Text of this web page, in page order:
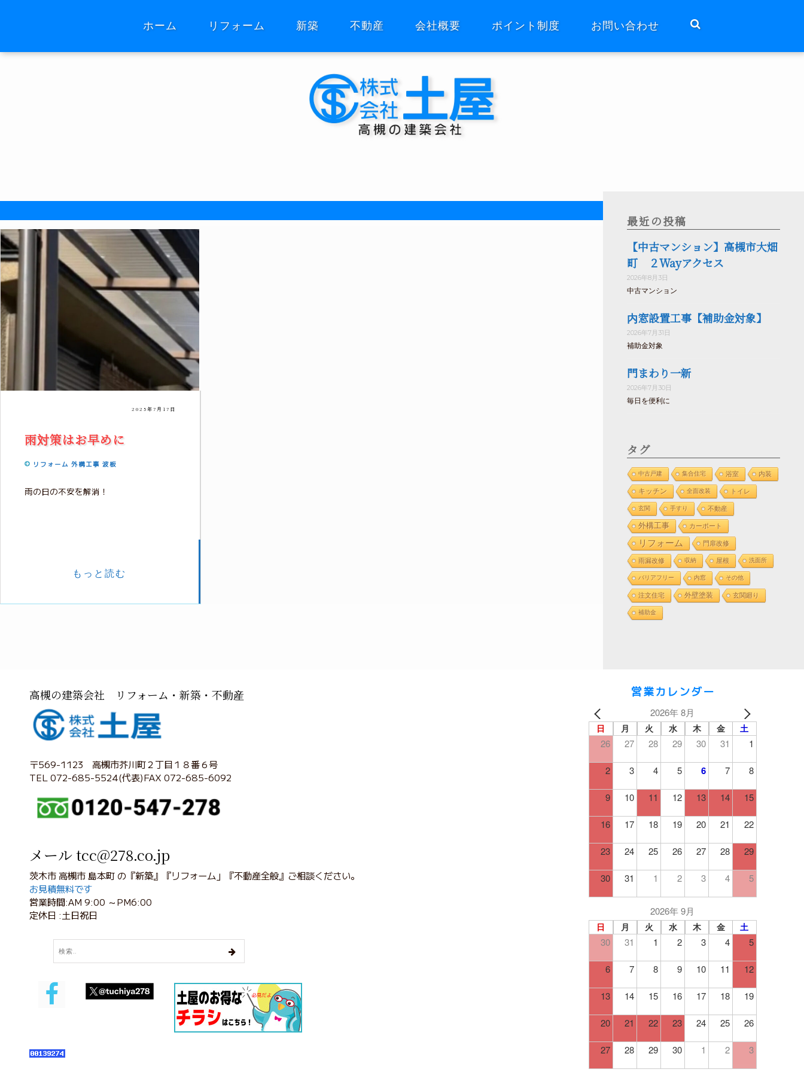
ホーム リフォーム 新築 不動産 会社概要 ポイント制度 お問い合わせ
2025年7月17日
雨対策はお早めに
リフォーム 外構工事 波板
雨の日の不安を解消！
もっと読む
最近の投稿
【中古マンション】高槻市大畑
町 ２Wayアクセス
2026年8月3日
中古マンション
内窓設置工事【補助金対象】
2026年7月31日
補助金対象
門まわり一新
2026年7月30日
毎日を便利に
タグ
中古戸建 集合住宅 浴室 内装
キッチン 全面改装 トイレ
玄関 手すり 不動産
外構工事 カーポート
リフォーム 門扉改修
雨漏改修 収納 屋根 洗面所
バリアフリー 内窓 その他
注文住宅 外壁塗装 玄関廻り
補助金
高槻の建築会社 リフォーム・新築・不動産
〒569-1123 高槻市芥川町２丁目１８番６号
TEL 072-685-5524(代表)FAX 072-685-6092
メール tcc@278.co.jp
茨木市 高槻市 島本町 の『新築』『リフォーム」『不動産全般』ご相談ください。
お見積無料です
営業時間:AM 9:00 ～PM6:00
定休日 :土日祝日
営業カレンダー
2026年 8月
日 月 火 水 木 金 土
26 27 28 29 30 31 1
2 3 4 5 6 7 8
9 10 11 12 13 14 15
16 17 18 19 20 21 22
23 24 25 26 27 28 29
30 31 1 2 3 4 5
2026年 9月
日 月 火 水 木 金 土
30 31 1 2 3 4 5
6 7 8 9 10 11 12
13 14 15 16 17 18 19
20 21 22 23 24 25 26
27 28 29 30 1 2 3